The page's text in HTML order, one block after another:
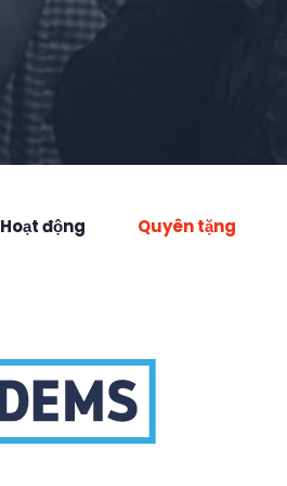
Hoạt động Quyên tặng